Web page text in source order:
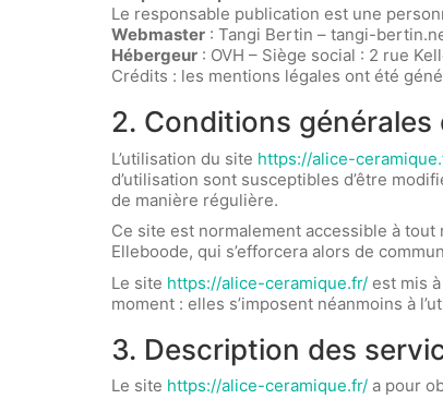
Le responsable publication est une
Webmaster : Tangi Bertin – tangi-
Hébergeur : OVH – Siège social : 2 rue
Crédits : les mentions légales ont été
2. Conditions générales
L’utilisation du site https://alice-
d’utilisation sont susceptibles d’être
de manière régulière.
Ce site est normalement accessible à
Elleboode, qui s’efforcera alors de
Le site https://alice-ceramique.fr/ est mis
moment : elles s’imposent néanmoins à
3. Description des
Le site https://alice-ceramique.fr/ a pour